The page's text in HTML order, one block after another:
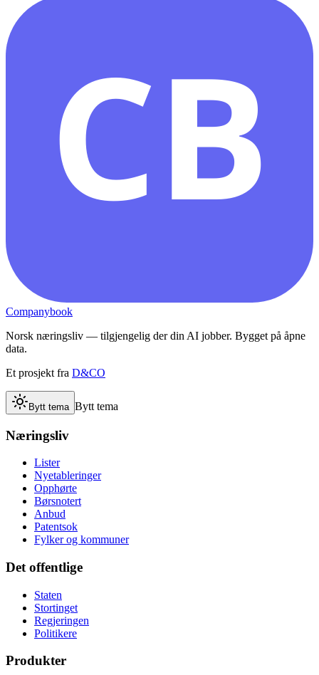
CB
Companybook
Norsk næringsliv — tilgjengelig der din AI jobber. Bygget på åpne
data.
Et prosjekt fra D&CO
Bytt tema Bytt tema
Næringsliv
Lister
Nyetableringer
Opphørte
Børsnotert
Anbud
Patentsok
Fylker og kommuner
Det offentlige
Staten
Stortinget
Regjeringen
Politikere
Produkter